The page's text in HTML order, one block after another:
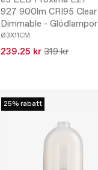
927 900lm CRI95 Clear
Dimmable - Glödlampor
Ø3X11CM
239.25 kr 319 kr
25% rabatt